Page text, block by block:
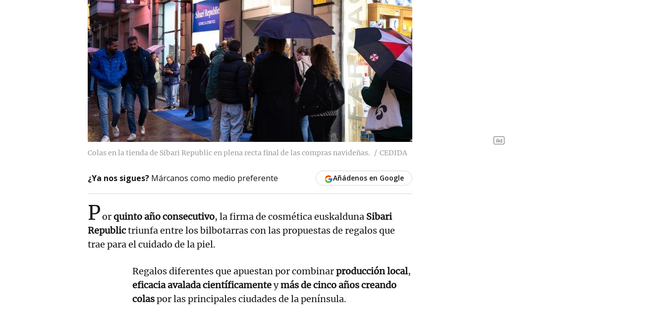
Colas en la tienda de Sibari Republic en plena recta final de las compras navideñas. CEDIDA
¿Ya nos sigues? Márcanos como medio preferente Añádenos en Google
Porquinto año consecutivo, la firma de cosmética euskalduna Sibari
Republictriunfa entre los bilbotarras con las propuestas de regalos que
trae para el cuidado de la piel.
Regalos diferentes que apuestan por combinarproducción local,
eficacia avalada científicamenteymás de cinco años creando
colaspor las principales ciudades de la península.